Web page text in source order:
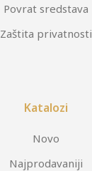
Povrat sredstava
Zaštita privatnosti
Katalozi
Novo
Najprodavaniji